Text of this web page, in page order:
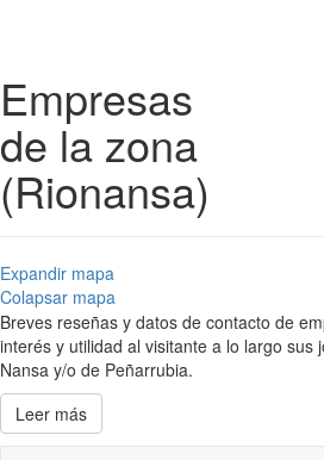
Empresas
de la zona
(Rionansa)
Expandir mapa
Colapsar mapa
Breves reseñas y datos de contacto de
interés y utilidad al visitante a lo largo sus
Nansa y/o de Peñarrubia.
Leer más